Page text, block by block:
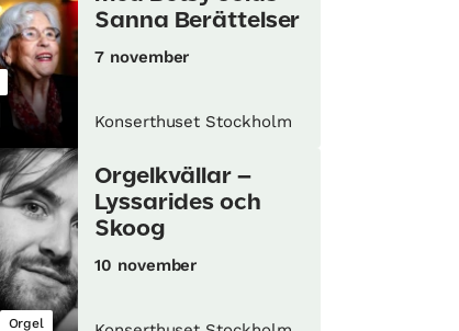
Sanna Berättelser
7 november
Konserthuset Stockholm
Orgel
Orgelkvällar –
Lyssarides och
Skoog
10 november